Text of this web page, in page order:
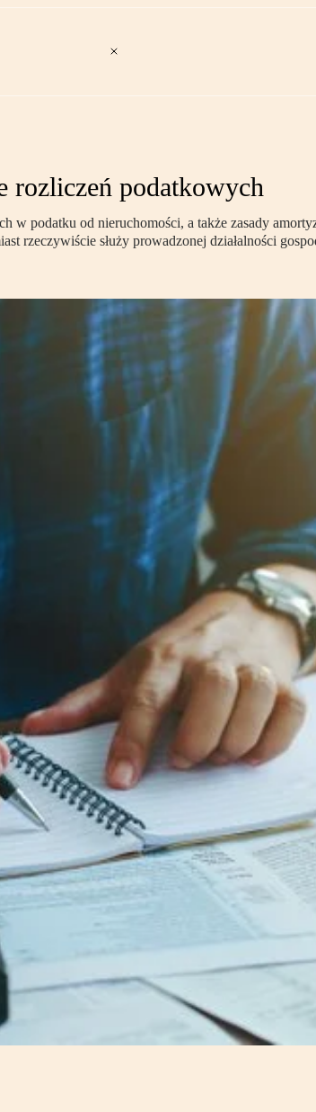
rozliczeń podatkowych
w podatku od nieruchomości, a także zasady
rzeczywiście służy prowadzonej działalności